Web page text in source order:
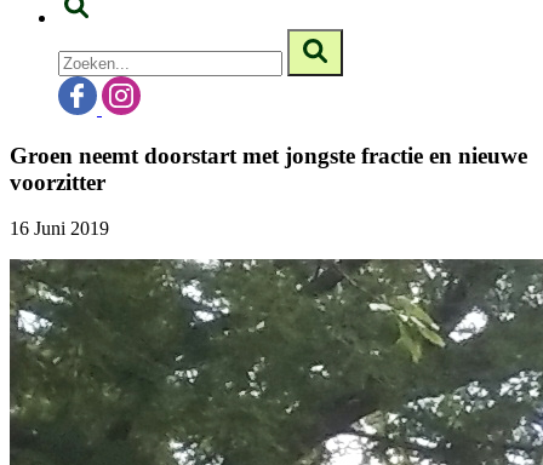
Groen neemt doorstart met jongste fractie en nieuwe
voorzitter
16 Juni 2019